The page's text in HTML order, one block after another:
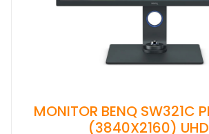
MONITOR BENQ SW321C
(3840X2160)